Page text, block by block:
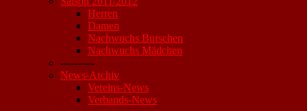
Herren
Damen
Nachwuchs Burschen
Nachwuchs Mädchen
----------
News-Archiv
Vereins-News
Verbands-News